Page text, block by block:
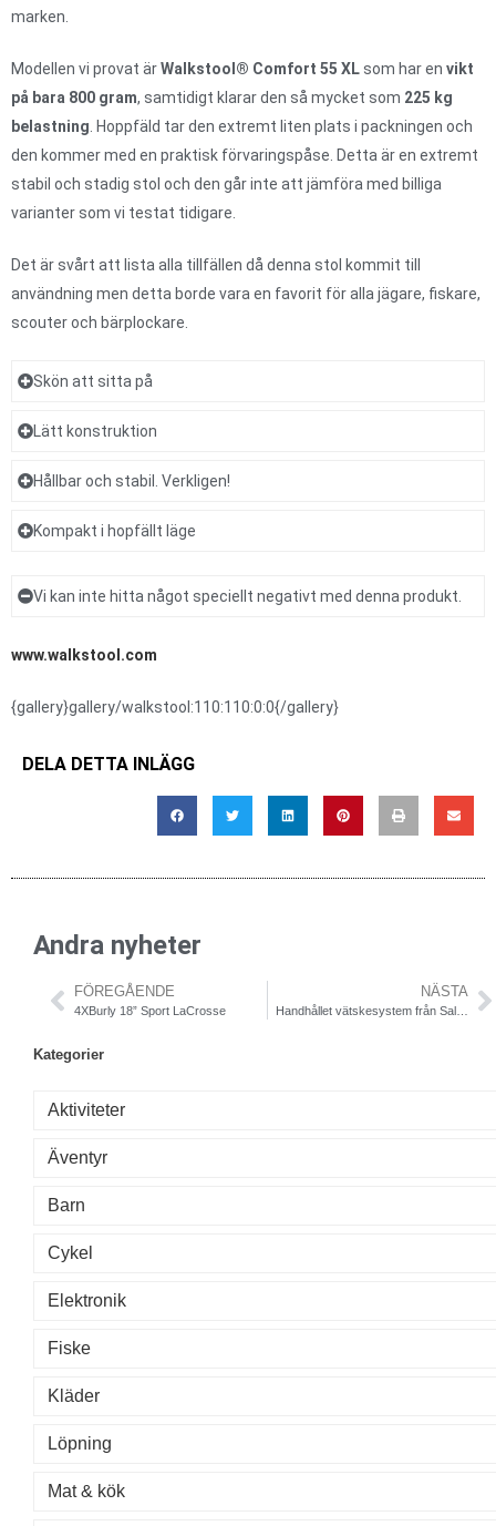
marken.
Modellen vi provat ärWalkstool® Comfort 55 XLsom har en vikt
på bara 800 gram, samtidigt klarar den så mycket som 225 kg
belastning . Hoppfäld tar den extremt liten plats i packningen och
den kommer med en praktisk förvaringspåse. Detta är en extremt
stabil och stadig stol och den går inte att jämföra med billiga
varianter som vi testat tidigare.
Det är svårt att lista alla tillfällen då denna stol kommit till
användning men detta borde vara en favorit för alla jägare, fiskare,
scouter och bärplockare.
Skön att sitta på
Lätt konstruktion
Hållbar och stabil. Verkligen!
Kompakt i hopfällt läge
Vi kan inte hitta något speciellt negativt med denna produkt.
www.walkstool.com
{gallery}gallery/walkstool:110:110:0:0{/gallery}
DELA DETTA INLÄGG
Andra nyheter
FÖREGÅENDE
4XBurly 18” Sport LaCrosse
NÄSTA
Kategorier
Aktiviteter
Äventyr
Barn
Cykel
Elektronik
Fiske
Kläder
Löpning
Mat & kök